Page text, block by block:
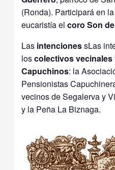
(Ronda). Participará en
eucaristía elcoro Son
Las intencionessLas
loscolectivos
Capuchinos: la
Pensionistas
vecinos de Segalerva y
y la Peña La Biznaga.